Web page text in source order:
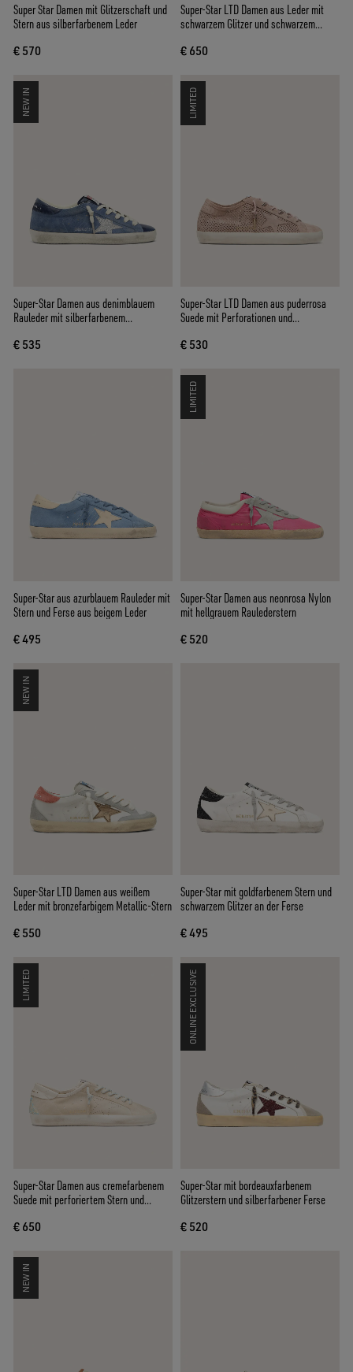
Super Star Damen mit Glitzerschaft und
Stern aus silberfarbenem Leder
€ 570
Super-Star LTD Damen aus Leder mit
schwarzem Glitzer und schwarzem
€ 650
NEW IN
Super-Star Damen aus denimblauem
Rauleder mit silberfarbenem
€ 535
LIMITED
Super-Star LTD Damen aus puderrosa
Suede mit Perforationen und
€ 530
Super-Star aus azurblauem Rauleder mit
Stern und Ferse aus beigem Leder
€ 495
LIMITED
Super-Star Damen aus neonrosa Nylon
mit hellgrauem Raulederstern
€ 520
NEW IN
Super-Star LTD Damen aus weißem
Leder mit bronzefarbigem Metallic-Stern
€ 550
Super-Star mit goldfarbenem Stern und
schwarzem Glitzer an der Ferse
€ 495
LIMITED
Super-Star Damen aus cremefarbenem
Suede mit perforiertem Stern und
€ 650
ONLINE EXCLUSIVE
Super-Star mit bordeauxfarbenem
Glitzerstern und silberfarbener Ferse
€ 520
NEW IN